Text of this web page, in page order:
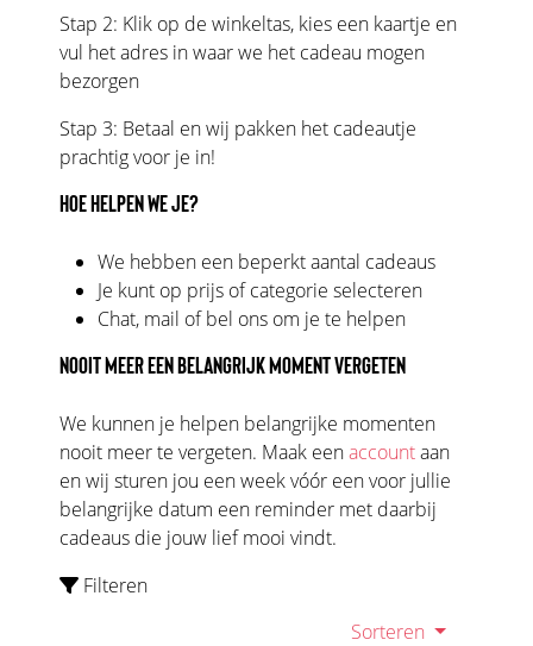
Stap 2: Klik op de winkeltas, kies een kaartje en
vul het adres in waar we het cadeau mogen
bezorgen
Stap 3: Betaal en wij pakken het cadeautje
prachtig voor je in!
HOE HELPEN WE JE?
We hebben een beperkt aantal cadeaus
Je kunt op prijs of categorie selecteren
Chat, mail of bel ons om je te helpen
NOOIT MEER EEN BELANGRIJK MOMENT VERGETEN
We kunnen je helpen belangrijke momenten
nooit meer te vergeten. Maak eenaccountaan
en wij sturen jou een week vóór een voor jullie
belangrijke datum een reminder met daarbij
cadeaus die jouw lief mooi vindt.
Filteren
Sorteren